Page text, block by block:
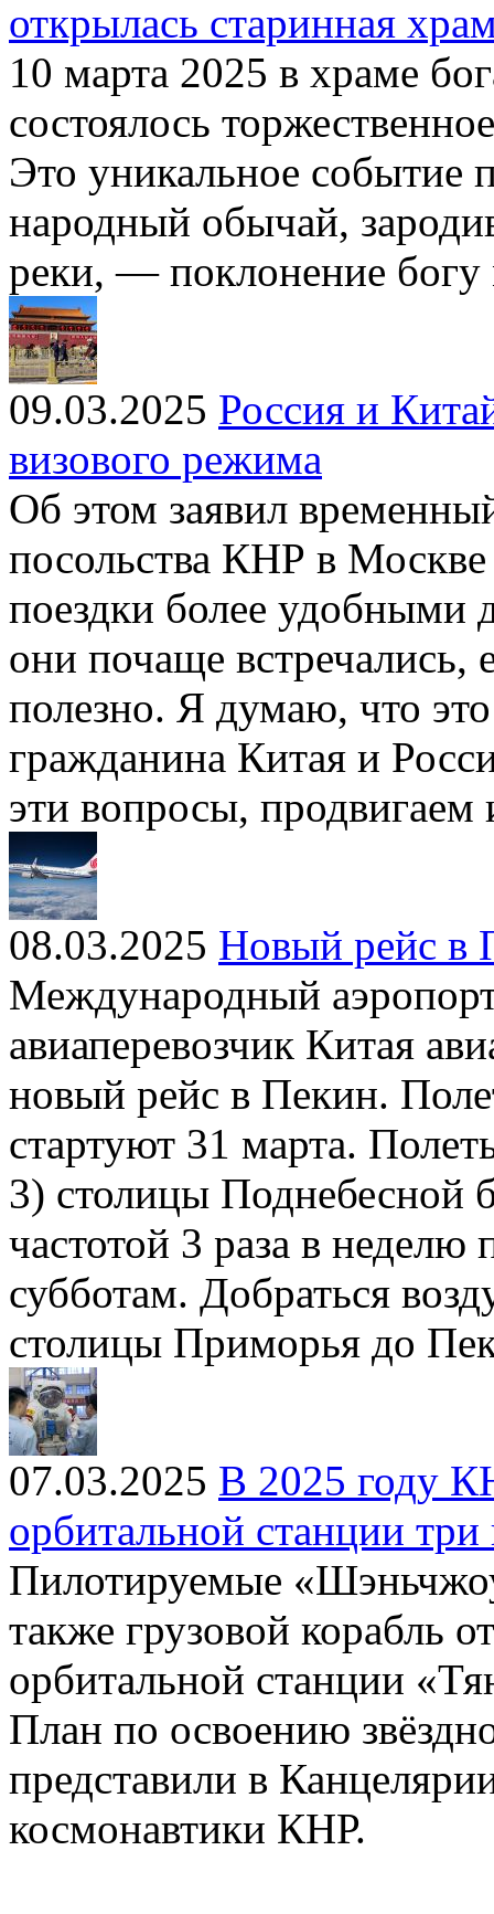
открылась старинная
10 марта 2025 в храме
состоялось
Это уникальное событие
народный обычай,
реки, — поклонение богу
09.03.2025 Россия и
визового режима
Об этом заявил
посольства КНР в
поездки более удобными
они почаще встречались,
полезно. Я думаю, что
гражданина Китая и
эти вопросы,
08.03.2025 Новый рейс в
Международный
авиаперевозчик Китая
новый рейс в Пекин.
стартуют 31 марта.
3) столицы Поднебесной
частотой 3 раза в неделю
субботам. Добраться
столицы Приморья до
07.03.2025 В 2025 году
орбитальной станции три
Пилотируемые
также грузовой корабль
орбитальной станции
План по освоению
представили в
космонавтики КНР.